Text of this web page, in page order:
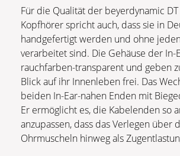
Für die Qualität der beyerdynamic DT
Kopfhörer spricht auch, dass sie in
handgefertigt werden und ohne
verarbeitet sind. Die Gehäuse der In-
rauchfarben-transparent und geben
Blick auf ihr Innenleben frei. Das
beiden In-Ear-nahen Enden mit
Er ermöglicht es, die Kabelenden so
anzupassen, dass das Verlegen über
Ohrmuscheln hinweg als